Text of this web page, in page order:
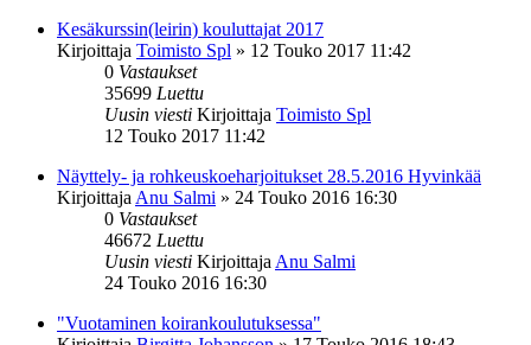
Kesäkurssin(leirin) kouluttajat 2017
Kirjoittaja Toimisto Spl » 12 Touko 2017 11:42
0 Vastaukset
35699 Luettu
Uusin viesti Kirjoittaja Toimisto Spl
12 Touko 2017 11:42
Näyttely- ja rohkeuskoeharjoitukset 28.5.2016 Hyvinkää
Kirjoittaja Anu Salmi » 24 Touko 2016 16:30
0 Vastaukset
46672 Luettu
Uusin viesti Kirjoittaja Anu Salmi
24 Touko 2016 16:30
"Vuotaminen koirankoulutuksessa"